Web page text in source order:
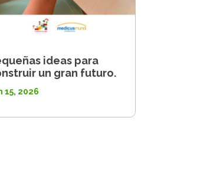
ideas para
un gran futuro.
15, 2026